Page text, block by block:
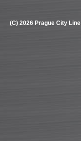
(C) 2026 Prague City Line